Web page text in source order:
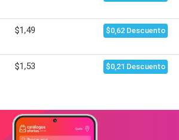
$1,49 $0,62 Descuento
$1,53 $0,21 Descuento